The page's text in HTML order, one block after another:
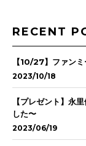
RECENT
【10/27】ファン
2023/10/18
【プレゼント】永
した〜
2023/06/19